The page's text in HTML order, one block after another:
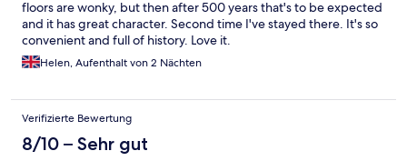
floors are wonky, but then after 500 years that's to be expected
and it has great character. Second time I've stayed there. It's so
convenient and full of history. Love it.
Helen, Aufenthalt von 2 Nächten
Verifizierte Bewertung
8/10 – Sehr gut